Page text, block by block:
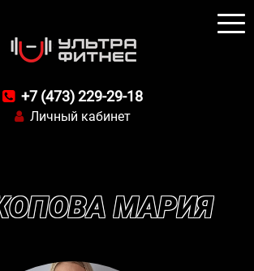
+7 (473) 229-29-18
Личный кабинет
МАРИЯ